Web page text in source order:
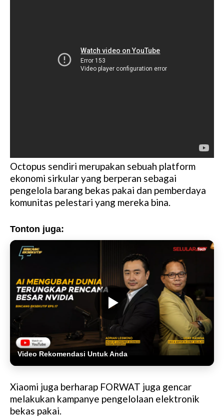
Octopus sendiri merupakan sebuah platform
ekonomi sirkular yang berperan sebagai
pengelola barang bekas pakai dan pemberdaya
komunitas pelestari yang mereka bina.
Tonton juga:
Video Rekomendasi Untuk Anda
Xiaomi juga berharap FORWAT juga gencar
melakukan kampanye pengelolaan elektronik
bekas pakai.